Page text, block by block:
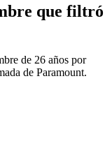
que filtró
de 26 años por
de Paramount.